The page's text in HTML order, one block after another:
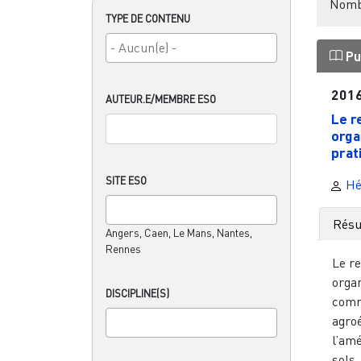
TYPE DE CONTENU
AUTEUR.E/MEMBRE ESO
SITE ESO
Angers, Caen, Le Mans, Nantes,
Rennes
DISCIPLINE(S)
Le
Le